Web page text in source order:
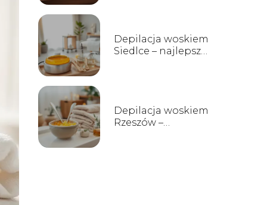
Depilacja woskiem
Siedlce – najlepsze
Depilacja woskiem
Rzeszów –